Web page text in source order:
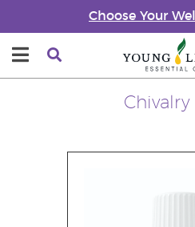
Choose Your
Chivalry